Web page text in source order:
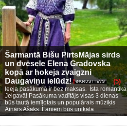
Šarmantā Bišu PirtsMājas sirds
un dvēsele Elena Gradovska
kopā ar hokeja zvaigzni
Daugaviņu ielūdz!
(5)
Ieeja pasākumā ir bez maksas. Īsta romantika
Jelgavā! Pasākuma vadītājs visas 3 dienas
būs tautā iemīļotais un populārais mūziķis
Ainārs Ašaks. Faniem būs unikāla